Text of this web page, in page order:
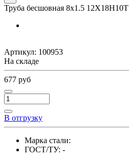
Труба бесшовная 8х1.5 12Х18Н10Т
Артикул: 100953
На складе
677 руб
В отгрузку
Марка стали:
ГОСТ/ТУ: -